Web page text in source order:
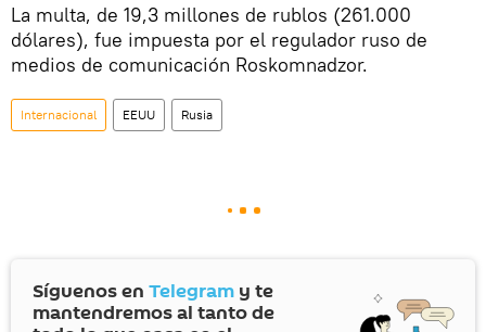
La multa, de 19,3 millones de rublos (261.000
dólares), fue impuesta por el regulador ruso de
medios de comunicación Roskomnadzor.
Internacional EEUU Rusia
Síguenos en Telegram y te
mantendremos al tanto de